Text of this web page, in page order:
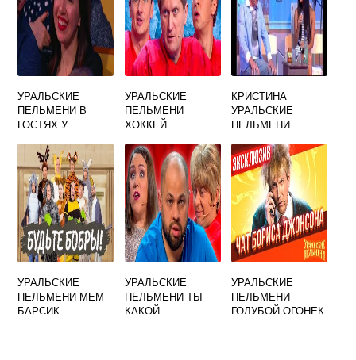
УРАЛЬСКИЕ
ПЕЛЬМЕНИ В
ГОСТЯХ У
УРАЛЬСКИЕ
ПЕЛЬМЕНИ
ХОККЕЙ
КРИСТИНА
УРАЛЬСКИЕ
ПЕЛЬМЕНИ
УРАЛЬСКИЕ
ПЕЛЬМЕНИ МЕМ
БАРСИК
УРАЛЬСКИЕ
ПЕЛЬМЕНИ ТЫ
КАКОЙ
УРАЛЬСКИЕ
ПЕЛЬМЕНИ
ГОЛУБОЙ ОГОНЕК